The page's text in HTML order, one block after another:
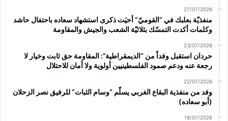
27/07/2026
منفذيّة بعلبك في “القوميّ” أحيَت ذكرى استشهاد سعاده باحتفال حاشد
وكلمات أكدت التمسّك بثلاثيّة الشعب والجيش والمقاومة
23/07/2026
حردان استقبل وفداً من “الديمقراطية”: المقاومة حق ثابت وخيار لا
رجعة عنه ودعم صمود الفلسطينيين أولوية ولا أمان للاحتلال
22/07/2026
وفد من منفذية البقاع الغربي يسلّم “وسام الثبات” للرفيق نصر الزحلان
(أبو سعاده)
18/07/2026